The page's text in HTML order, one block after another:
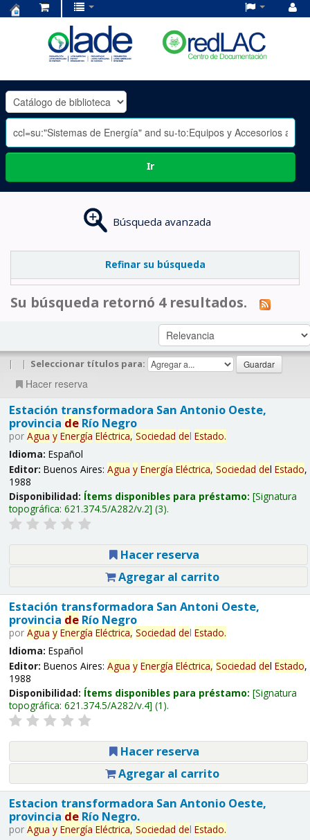
OLADE
-
Ir
Búsqueda avanzada
Refinar su búsqueda
Su búsqueda retornó 4 resultados.
| | Seleccionar títulos para:
Hacer reserva
Estación transformadora San Antonio Oeste,
provincia deRío Negro
por Agua y Energía Eléctrica, Sociedad del Estado.
Idioma: Español
Editor: Buenos Aires: Agua y Energía Eléctrica, Sociedad del Estado,
1988
Disponibilidad: Ítems disponibles para préstamo: Signatura
topográfica: 621.374.5/A282/v.2 (3).
Hacer reserva
Agregar al carrito
Estación transformadora San Antoni Oeste,
provincia deRío Negro
por Agua y Energía Eléctrica, Sociedad del Estado.
Idioma: Español
Editor: Buenos Aires: Agua y Energía Eléctrica, Sociedad del Estado,
1988
Disponibilidad: Ítems disponibles para préstamo: Signatura
topográfica: 621.374.5/A282/v.4 (1).
Hacer reserva
Agregar al carrito
Estacion transformadora San Antonio Oeste,
provincia deRío Negro.
por Agua y Energía Eléctrica, Sociedad del Estado.